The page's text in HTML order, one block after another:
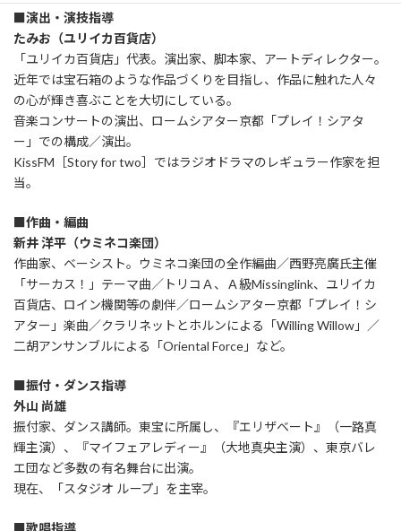
■演出・演技指導
たみお（ユリイカ百貨店）
「ユリイカ百貨店」代表。演出家、脚本家、アートディレクター。
近年では宝石箱のような作品づくりを目指し、作品に触れた人々
の心が輝き喜ぶことを大切にしている。
音楽コンサートの演出、ロームシアター京都「プレイ！シアタ
ー」での構成／演出。
KissFM［Story for two］ではラジオドラマのレギュラー作家を担
当。
■作曲・編曲
新井 洋平（ウミネコ楽団）
作曲家、ベーシスト。ウミネコ楽団の全作編曲／西野亮廣氏主催
「サーカス！」テーマ曲／トリコＡ、Ａ級Missinglink、ユリイカ
百貨店、ロイン機関等の劇伴／ロームシアター京都「プレイ！シ
アター」楽曲／クラリネットとホルンによる「Willing Willow」／
二胡アンサンブルによる「Oriental Force」など。
■振付・ダンス指導
外山 尚雄
振付家、ダンス講師。東宝に所属し、『エリザベート』（一路真
輝主演）、『マイフェアレディー』（大地真央主演）、東京バレ
エ団など多数の有名舞台に出演。
現在、「スタジオ ループ」を主宰。
■歌唱指導